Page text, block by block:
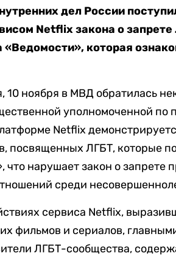
дел России
Netflix закона о
«Ведомости», которая
ноября в МВД обратилась
уполномоченной по
Netflix
посвященных ЛГБТ, которые
что нарушает закон о запрете
среди
сервиса Netflix,
фильмов и сериалов,
ЛГБТ-сообщества,